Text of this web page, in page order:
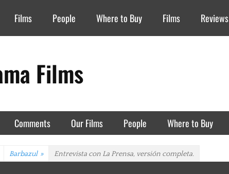
Films People Where to Buy Films Reviews
Films
Comments Our Films People Where to Buy
Barbazul » Entrevista con La Prensa, versión completa.